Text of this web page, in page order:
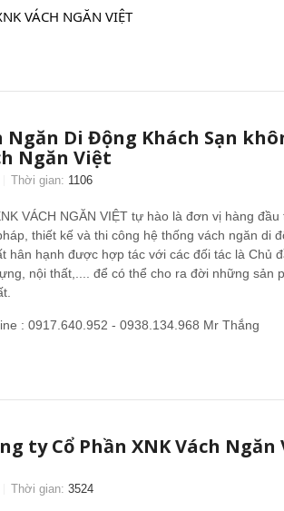
VÁCH NGĂN VIỆT
Ngăn Di Động Khách Sạn
Ngăn Việt
Thời gian: 1106
VÁCH NGĂN VIỆT tự hào là đơn vị hàng đầu
thiết kế và thi công hệ thống vách ngăn di
hân hạnh được hợp tác với các đối tác là Chủ
nội thất,.... để có thể cho ra đời những sản
: 0917.640.952 - 0938.134.968 Mr Thắng
ty Cổ Phần XNK Vách
Thời gian: 3524